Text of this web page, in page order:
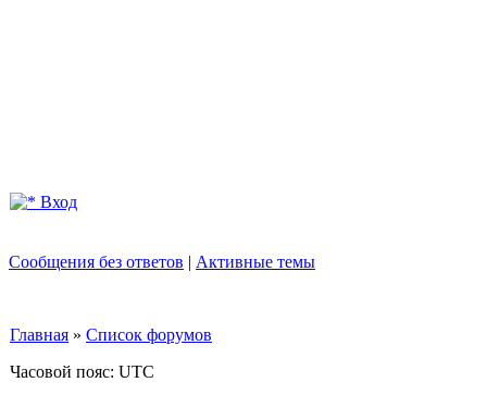
Вход
Сообщения без ответов | Активные темы
Главная » Список форумов
Часовой пояс: UTC